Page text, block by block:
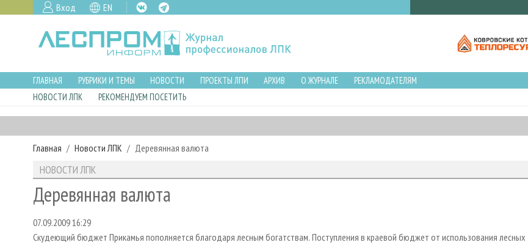
Вход EN
ГЛАВНАЯ РУБРИКИ И ТЕМЫ НОВОСТИ ПРОЕКТЫ ЛПИ АРХИВ О ЖУРНАЛЕ
РЕКЛАМОДАТЕЛЯМ
НОВОСТИ ЛПК
РЕКОМЕНДУЕМ ПОСЕТИТЬ
Главная Новости ЛПК Деревянная валюта
НОВОСТИ ЛПК
Деревянная валюта
07.09.2009 16:29
Скудеющий бюджет Прикамья пополняется благодаря лесным богатствам. Поступления в краевой бюджет от использования лесных